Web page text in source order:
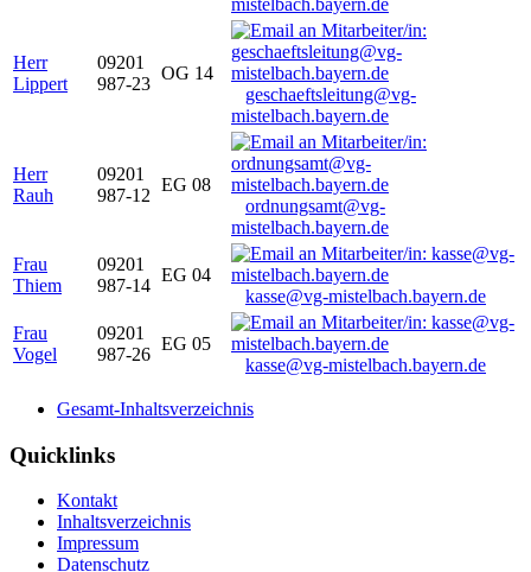
Herr
Lippert
09201
987-23
OG 14
geschaeftsleitung@vg-
mistelbach.bayern.de
Herr
Rauh
09201
987-12
EG 08
ordnungsamt@vg-
mistelbach.bayern.de
Frau
Thiem
09201
987-14
EG 04
kasse@vg-mistelbach.bayern.de
Frau
Vogel
09201
987-26
EG 05
kasse@vg-mistelbach.bayern.de
Gesamt-Inhaltsverzeichnis
Quicklinks
Kontakt
Inhaltsverzeichnis
Impressum
Datenschutz